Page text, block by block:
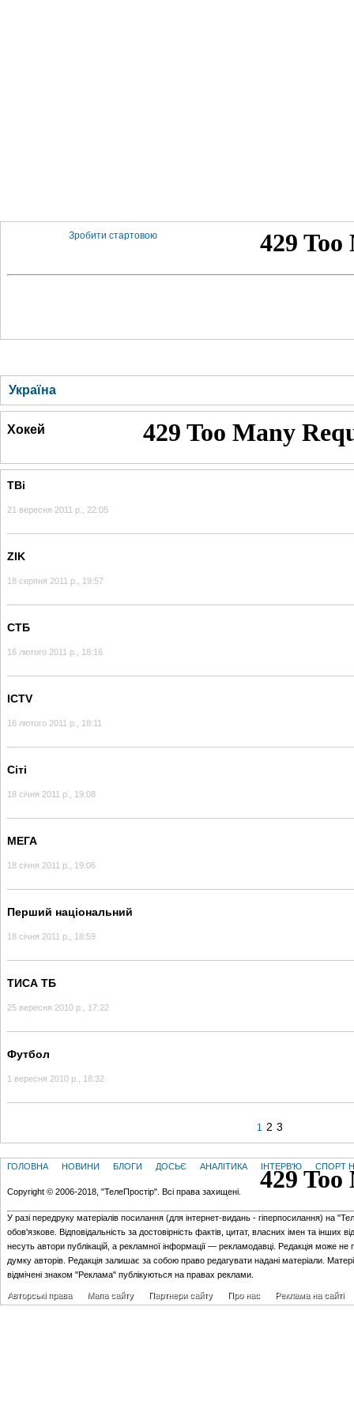
Зробити стартовою
Україна
Хокей
ТВі
21 вересня 2011 р., 22:05
ZIK
18 серпня 2011 р., 19:57
СТБ
16 лютого 2011 р., 18:16
ICTV
16 лютого 2011 р., 18:11
Сіті
18 січня 2011 р., 19:08
МЕГА
18 січня 2011 р., 19:06
Перший національний
18 січня 2011 р., 18:59
ТИСА ТБ
25 вересня 2010 р., 17:22
Футбол
1 вересня 2010 р., 18:32
1 2 3
ГОЛОВНА НОВИНИ БЛОГИ ДОСЬЄ АНАЛІТИКА ІНТЕРВ'Ю СПОРТ
Copyright © 2006-2018, "ТелеПростір". Всі права захищені.
У разі передруку матеріалів посилання (для iнтернет-видань - гiперпосилання) на
обов'язкове. Відповідальність за достовірність фактів, цитат, власних імен та інших
несуть автори публікацій, а рекламної інформації — рекламодавці. Редакція може не
думку авторів. Редакція залишає за собою право редагувати надані матеріали.
відмічені знаком "Реклама" публікуються на правах реклами.
Авторські права Мапа сайту Партнери сайту Про нас Реклама на сайті